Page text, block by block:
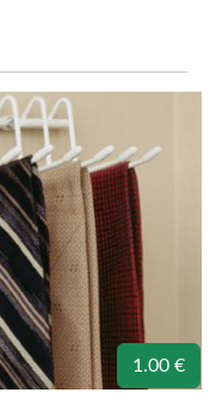
1.00 €